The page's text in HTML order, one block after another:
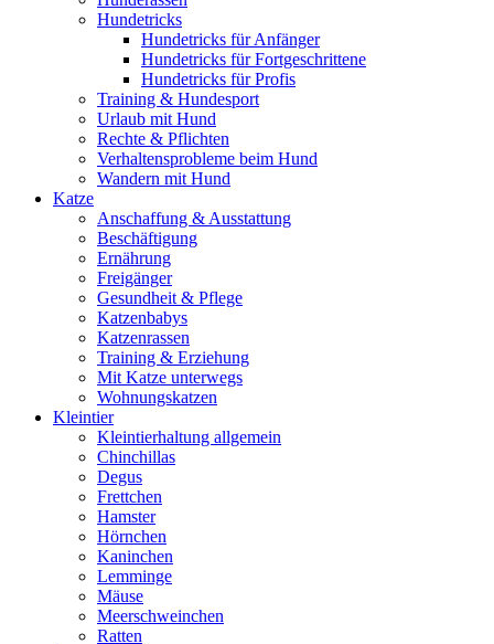
Hundetricks
Hundetricks für Anfänger
Hundetricks für Fortgeschrittene
Hundetricks für Profis
Training & Hundesport
Urlaub mit Hund
Rechte & Pflichten
Verhaltensprobleme beim Hund
Wandern mit Hund
Katze
Anschaffung & Ausstattung
Beschäftigung
Ernährung
Freigänger
Gesundheit & Pflege
Katzenbabys
Katzenrassen
Training & Erziehung
Mit Katze unterwegs
Wohnungskatzen
Kleintier
Kleintierhaltung allgemein
Chinchillas
Degus
Frettchen
Hamster
Hörnchen
Kaninchen
Lemminge
Mäuse
Meerschweinchen
Ratten